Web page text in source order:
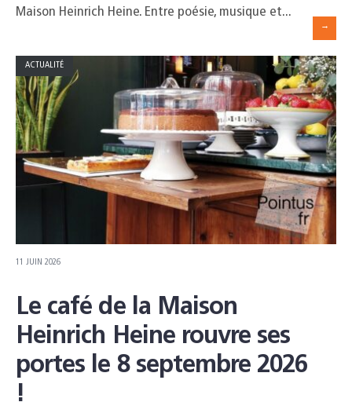
Maison Heinrich Heine. Entre poésie, musique et...
→
ACTUALITÉ
11 JUIN 2026
Le café de la Maison
Heinrich Heine rouvre ses
portes le 8 septembre 2026
!